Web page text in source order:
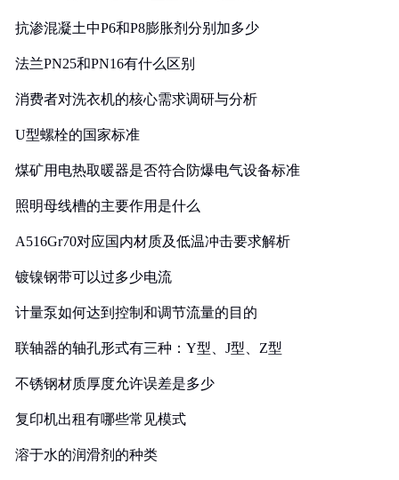
抗渗混凝土中P6和P8膨胀剂分别加多少
法兰PN25和PN16有什么区别
消费者对洗衣机的核心需求调研与分析
U型螺栓的国家标准
煤矿用电热取暖器是否符合防爆电气设备标准
照明母线槽的主要作用是什么
A516Gr70对应国内材质及低温冲击要求解析
镀镍钢带可以过多少电流
计量泵如何达到控制和调节流量的目的
联轴器的轴孔形式有三种：Y型、J型、Z型
不锈钢材质厚度允许误差是多少
复印机出租有哪些常见模式
溶于水的润滑剂的种类